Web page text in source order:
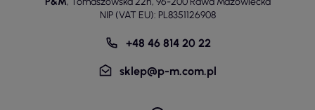
NIP (VAT EU): PL8351126908
+48 46 814 20 22
sklep@p-m.com.pl